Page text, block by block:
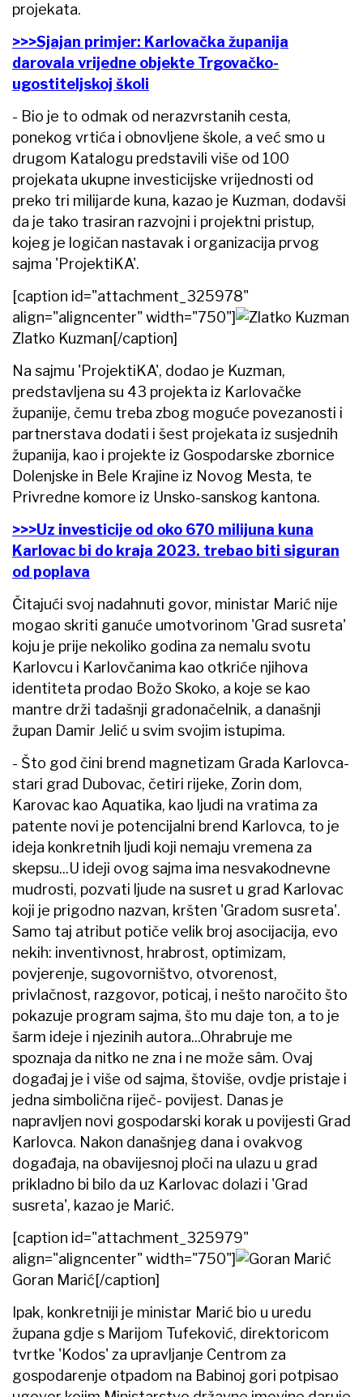
projekata.
>>>Sjajan primjer: Karlovačka županija
darovala vrijedne objekte Trgovačko-
ugostiteljskoj školi
- Bio je to odmak od nerazvrstanih cesta,
ponekog vrtića i obnovljene škole, a već smo u
drugom Katalogu predstavili više od 100
projekata ukupne investicijske vrijednosti od
preko tri milijarde kuna, kazao je Kuzman, dodavši
da je tako trasiran razvojni i projektni pristup,
kojeg je logičan nastavak i organizacija prvog
sajma 'ProjektiKA'.
[caption id="attachment_325978"
align="aligncenter" width="750"]
Zlatko Kuzman[/caption]
Na sajmu 'ProjektiKA', dodao je Kuzman,
predstavljena su 43 projekta iz Karlovačke
županije, čemu treba zbog moguće povezanosti i
partnerstava dodati i šest projekata iz susjednih
županija, kao i projekte iz Gospodarske zbornice
Dolenjske in Bele Krajine iz Novog Mesta, te
Privredne komore iz Unsko-sanskog kantona.
>>>Uz investicije od oko 670 milijuna kuna
Karlovac bi do kraja 2023. trebao biti siguran
od poplava
Čitajući svoj nadahnuti govor, ministar Marić nije
mogao skriti ganuće umotvorinom 'Grad susreta'
koju je prije nekoliko godina za nemalu svotu
Karlovcu i Karlovčanima kao otkriće njihova
identiteta prodao Božo Skoko, a koje se kao
mantre drži tadašnji gradonačelnik, a današnji
župan Damir Jelić u svim svojim istupima.
- Što god čini brend magnetizam Grada Karlovca-
stari grad Dubovac, četiri rijeke, Zorin dom,
Karovac kao Aquatika, kao ljudi na vratima za
patente novi je potencijalni brend Karlovca, to je
ideja konkretnih ljudi koji nemaju vremena za
skepsu...U ideji ovog sajma ima nesvakodnevne
mudrosti, pozvati ljude na susret u grad Karlovac
koji je prigodno nazvan, kršten 'Gradom susreta'.
Samo taj atribut potiče velik broj asocijacija, evo
nekih: inventivnost, hrabrost, optimizam,
povjerenje, sugovorništvo, otvorenost,
privlačnost, razgovor, poticaj, i nešto naročito što
pokazuje program sajma, što mu daje ton, a to je
šarm ideje i njezinih autora...Ohrabruje me
spoznaja da nitko ne zna i ne može sâm. Ovaj
događaj je i više od sajma, štoviše, ovdje pristaje i
jedna simbolična riječ- povijest. Danas je
napravljen novi gospodarski korak u povijesti Grad
Karlovca. Nakon današnjeg dana i ovakvog
događaja, na obavijesnoj ploči na ulazu u grad
prikladno bi bilo da uz Karlovac dolazi i 'Grad
susreta', kazao je Marić.
[caption id="attachment_325979"
align="aligncenter" width="750"]
Goran Marić[/caption]
Ipak, konkretniji je ministar Marić bio u uredu
župana gdje s Marijom Tufeković, direktoricom
tvrtke 'Kodos' za upravljanje Centrom za
gospodarenje otpadom na Babinoj gori potpisao